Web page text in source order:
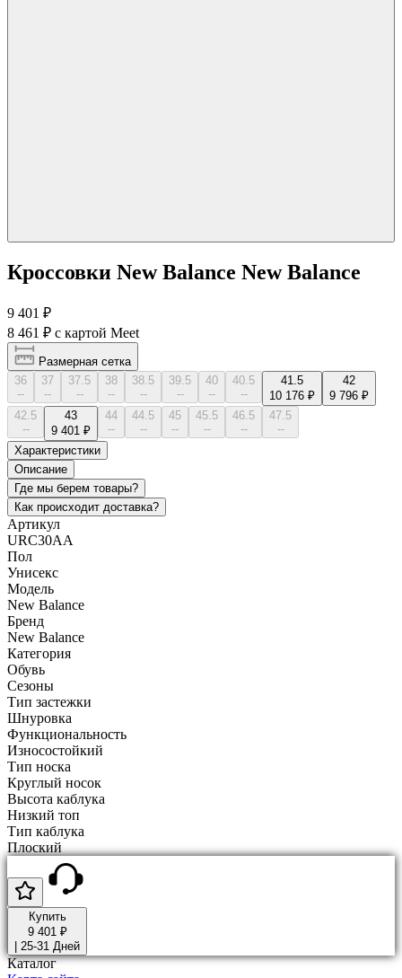
Кроссовки New Balance New Balance
9 401 ₽
8 461 ₽ с картой Meet
Размерная сетка
36
--
37
--
37.5
--
38
--
38.5
--
39.5
--
40
--
40.5
--
41.5
10 176 ₽
42
9 796 ₽
42.5
--
43
9 401 ₽
44
--
44.5
--
45
--
45.5
--
46.5
--
47.5
--
Характеристики
Описание
Где мы берем товары?
Как происходит доставка?
Артикул
URC30AA
Пол
Унисекс
Модель
New Balance
Бренд
New Balance
Категория
Обувь
Сезоны
Тип застежки
Шнуровка
Функциональность
Износостойкий
Тип носка
Круглый носок
Высота каблука
Низкий топ
Тип каблука
Плоский
Купить
9 401 ₽
25-31 Дней
Каталог